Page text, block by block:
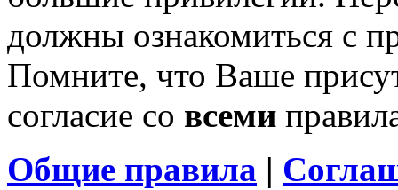
должны ознакомиться с
Помните, что Ваше
согласие со всеми
Общие правила |